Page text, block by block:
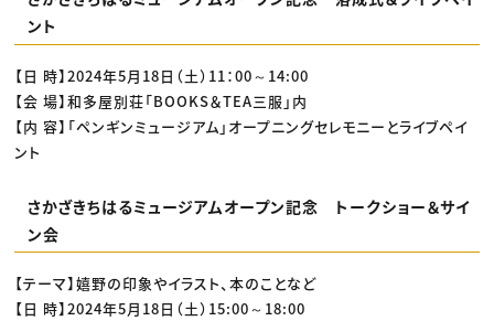
ント
【日 時】2024年5月18日（土）11：00～14:00
【会 場】和多屋別荘「BOOKS＆TEA三服」内
【内 容】「ペンギンミュージアム」オープニングセレモニーとライブペイ
ント
さかざきちはるミュージアムオープン記念 トークショー＆サイ
ン会
【テーマ】嬉野の印象やイラスト、本のことなど
【日 時】2024年5月18日（土）15:00～18:00